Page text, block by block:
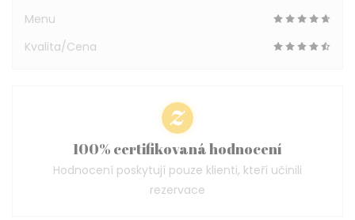
Menu
Kvalita/Cena
100% certifikovaná hodnocení
Hodnocení poskytují pouze klienti, kteří učinili
rezervace